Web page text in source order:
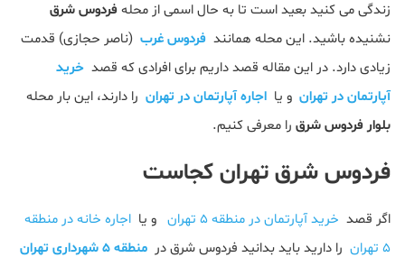
زندگی می کنید بعید است تا به حال اسمی از محلهفردوس شرق
نشنیده باشید. این محله همانند فردوس غرب (ناصر حجازی) قدمت
زیادی دارد. در این مقاله قصد داریم برای افرادی که قصد خرید
آپارتمان در تهران و یا اجاره آپارتمان در تهران را دارند، این بار محله
بلوار فردوس شرق را معرفی کنیم.
فردوس شرق تهران کجاست
اگر قصد خرید آپارتمان در منطقه 5 تهران و یا اجاره خانه در منطقه
5 تهران
را دارید باید بدانید فردوس شرق در منطقه ۵ شهرداری تهران